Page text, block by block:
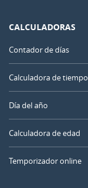
CALCULADORAS
Contador de días
Calculadora de tiempo
Día del año
Calculadora de edad
Temporizador online